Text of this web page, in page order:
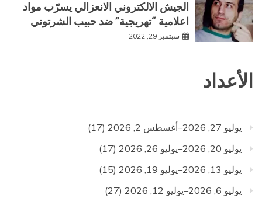
الجيش الالكتروني الانعزالي يسرّب مواد
اعلامية “تهريجية” ضد حبيب الشرتوني
سبتمبر 29, 2022
الأعداد
يوليو 27, 2026–أغسطس 2, 2026
(17)
يوليو 20, 2026–يوليو 26, 2026
(17)
يوليو 13, 2026–يوليو 19, 2026
(15)
يوليو 6, 2026–يوليو 12, 2026
(27)